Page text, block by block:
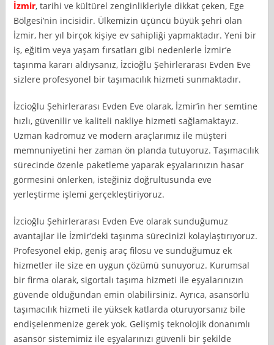
İzmir, tarihi ve kültürel zenginlikleriyle dikkat çeken, Ege
Bölgesi’nin incisidir. Ülkemizin üçüncü büyük şehri olan
İzmir, her yıl birçok kişiye ev sahipliği yapmaktadır. Yeni bir
iş, eğitim veya yaşam fırsatları gibi nedenlerle İzmir’e
taşınma kararı aldıysanız, İzcioğlu Şehirlerarası Evden Eve
sizlere profesyonel bir taşımacılık hizmeti sunmaktadır.
İzcioğlu Şehirlerarası Evden Eve olarak, İzmir’in her semtine
hızlı, güvenilir ve kaliteli nakliye hizmeti sağlamaktayız.
Uzman kadromuz ve modern araçlarımız ile müşteri
memnuniyetini her zaman ön planda tutuyoruz. Taşımacılık
sürecinde özenle paketleme yaparak eşyalarınızın hasar
görmesini önlerken, isteğiniz doğrultusunda eve
yerleştirme işlemi gerçekleştiriyoruz.
İzcioğlu Şehirlerarası Evden Eve olarak sunduğumuz
avantajlar ile İzmir’deki taşınma sürecinizi kolaylaştırıyoruz.
Profesyonel ekip, geniş araç filosu ve sunduğumuz ek
hizmetler ile size en uygun çözümü sunuyoruz. Kurumsal
bir firma olarak, sigortalı taşıma hizmeti ile eşyalarınızın
güvende olduğundan emin olabilirsiniz. Ayrıca, asansörlü
taşımacılık hizmeti ile yüksek katlarda oturuyorsanız bile
endişelenmenize gerek yok. Gelişmiş teknolojik donanımlı
asansör sistemimiz ile eşyalarınızı güvenli bir şekilde